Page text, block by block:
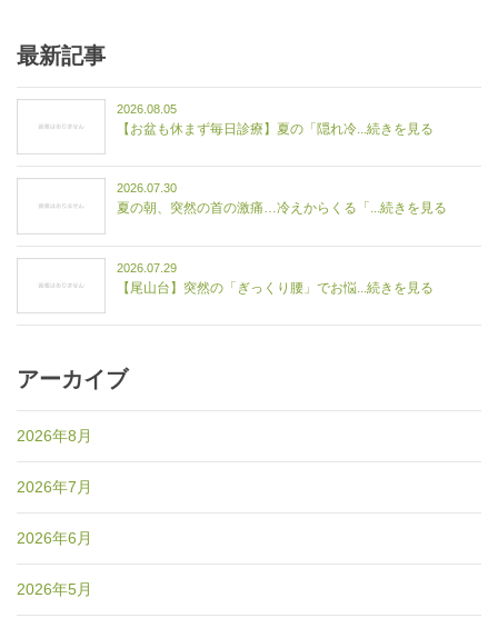
最新記事
2026.08.05
【お盆も休まず毎日診療】夏の「隠れ冷...続きを見る
2026.07.30
夏の朝、突然の首の激痛…冷えからくる「...続きを見る
2026.07.29
【尾山台】突然の「ぎっくり腰」でお悩...続きを見る
アーカイブ
2026年8月
2026年7月
2026年6月
2026年5月